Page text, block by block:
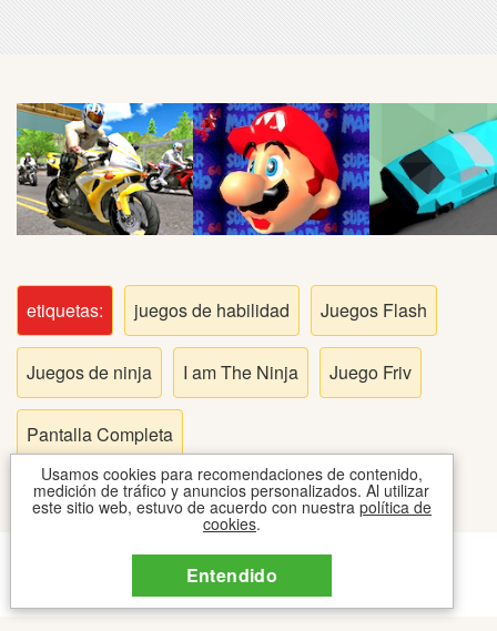
Peleas
Deportes
Puntería
Puzzles
Logica
Arcade
Motos
Usamos cookies para recomendaciones de contenido,
medición de tráfico y anuncios personalizados. Al utilizar
este sitio web, estuvo de acuerdo con nuestra política de
cookies.
Entendido
etiquetas: juegos de habilidad Juegos Flash
Juegos de ninja I am The Ninja Juego Friv
Pantalla Completa
CONTACTO COOKIES TOS
2026 © JUEGOSIPO JUEGOS